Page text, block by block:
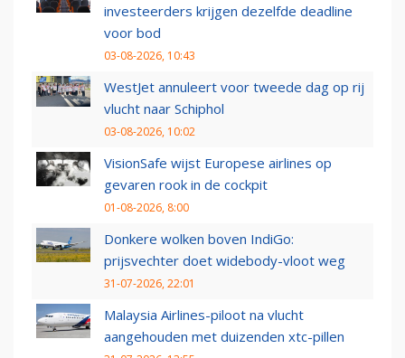
investeerders krijgen dezelfde deadline
voor bod
03-08-2026, 10:43
WestJet annuleert voor tweede dag op rij
vlucht naar Schiphol
03-08-2026, 10:02
VisionSafe wijst Europese airlines op
gevaren rook in de cockpit
01-08-2026, 8:00
Donkere wolken boven IndiGo:
prijsvechter doet widebody-vloot weg
31-07-2026, 22:01
Malaysia Airlines-piloot na vlucht
aangehouden met duizenden xtc-pillen